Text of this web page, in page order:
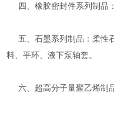
四、橡胶密封件系列制品
五、石墨系列制品：柔性
料、平环、液下泵轴套。
六、超高分子量聚乙烯制